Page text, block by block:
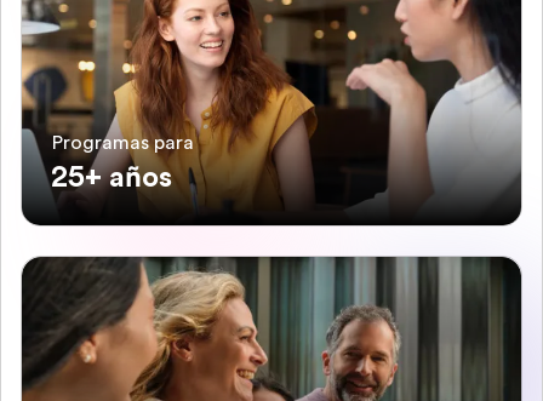
Programas para
25+ años